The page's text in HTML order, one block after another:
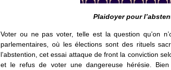
Plaidoyer pour
Voter ou ne pas voter, telle est la question qu’on
parlementaires, où les élections sont des rituels
l’abstention, cet essai attaque de front la conviction
et le refus de voter une dangereuse hérésie.